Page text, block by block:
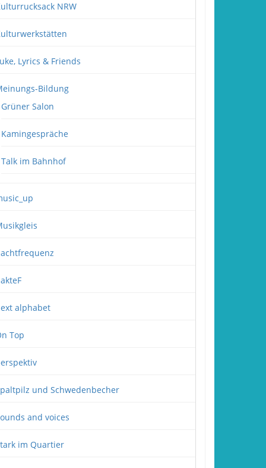
NRW
Lyrics & Friends
Bildung
Grüner Salon
Kamingespräche
Talk im Bahnhof
alphabet
Top
und Schwedenbecher
and voices
im Quartier